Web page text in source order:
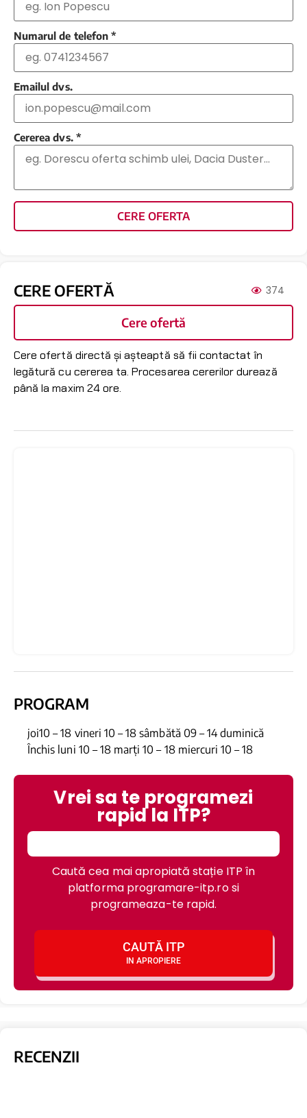
Numarul de telefon *
Emailul dvs.
Cererea dvs. *
CERE OFERTA
CERE OFERTĂ 374
Cere ofertă
Cere ofertă directă și așteaptă să fii contactat în
legătură cu cererea ta. Procesarea cererilor durează
până la maxim 24 ore.
PROGRAM
joi10 – 18 vineri 10 – 18 sâmbătă 09 – 14 duminică
Închis luni 10 – 18 marți 10 – 18 miercuri 10 – 18
Vrei sa te programezi
rapid la ITP?
Caută cea mai apropiată stație ITP în
platforma programare-itp.ro si
programeaza-te rapid.
CAUTĂ ITP
IN APROPIERE
RECENZII